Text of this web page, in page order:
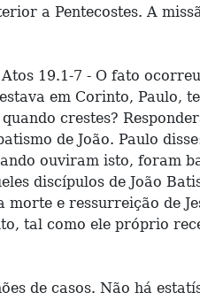
a Pentecostes. A
Atos 19.1-7 - O fato
em Corinto, Paulo,
crestes?
de João. Paulo
ouviram isto, foram
discípulos de João
morte e ressurreição de
tal como ele próprio
de casos. Não há